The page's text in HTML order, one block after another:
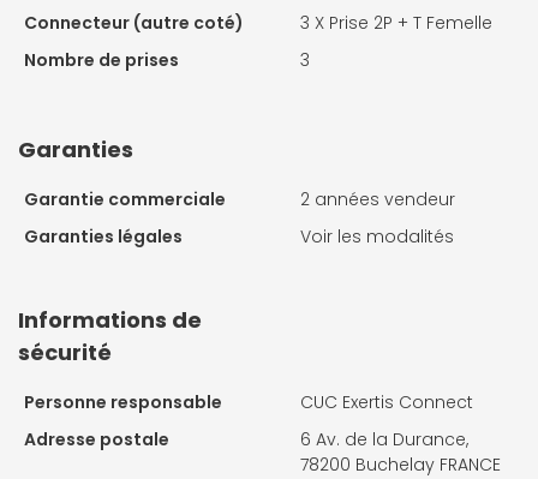
Connecteur (autre coté)
3 X Prise 2P + T Femelle
Nombre de prises
3
Garanties
Garantie commerciale
2 années vendeur
Garanties légales
Voir les modalités
Informations de
sécurité
Personne responsable
CUC Exertis Connect
Adresse postale
6 Av. de la Durance,
78200 Buchelay FRANCE